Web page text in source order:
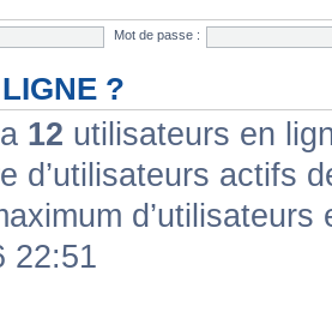
Mot de passe :
?
12 utilisateurs en
d’utilisateurs actifs
22:51